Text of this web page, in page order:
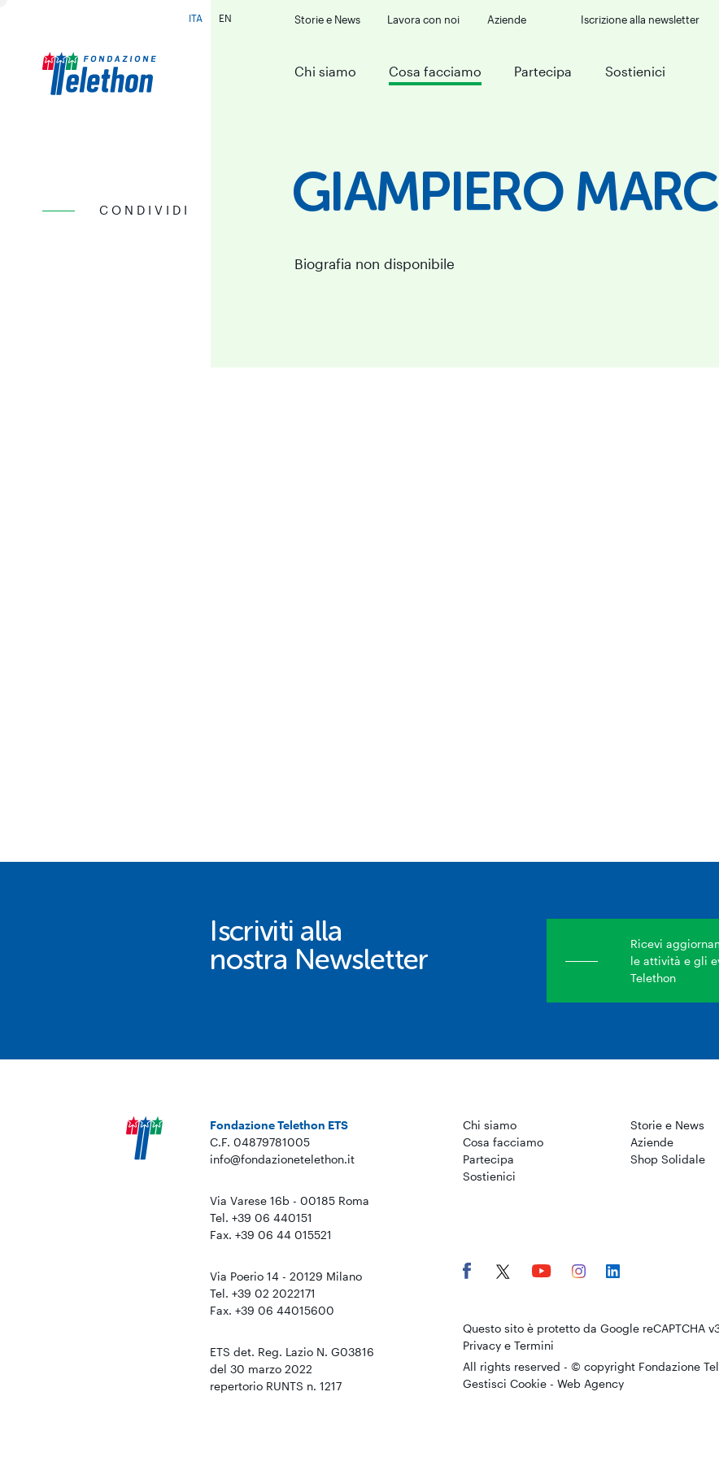
Cambia lingua
ITA EN
Chi siamo Cosa facciamo Partecipa Sostienici
Storie e News Lavora con noi Aziende Iscrizione alla newsletter
GIAMPIERO
CONDIVIDI
Biografia non disponibile
Iscriviti alla
nostra Newsletter
Ricevi
le attività e gli
Telethon
Fondazione Telethon ETS
C.F. 04879781005
info@fondazionetelethon.it
Via Varese 16b - 00185 Roma
Tel. +39 06 440151
Fax. +39 06 44 015521
Via Poerio 14 - 20129 Milano
Tel. +39 02 2022171
Fax. +39 06 44015600
ETS det. Reg. Lazio N. G03816
del 30 marzo 2022
repertorio RUNTS n. 1217
Chi siamo
Cosa facciamo
Partecipa
Sostienici
Storie e News
Aziende
Shop Solidale
Questo sito è protetto da Google reCAPTCHA
Privacye Termini
All rights reserved - © copyright Fondazione
Gestisci Cookie- Web Agency